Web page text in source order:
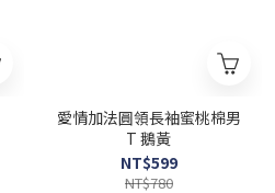
愛情加法圓領長袖蜜桃棉男
T 鵝黃
NT$599
NT$780